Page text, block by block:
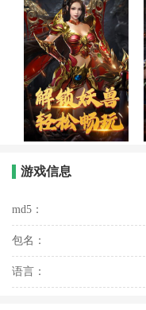
游戏信息
md5：
包名：
语言：